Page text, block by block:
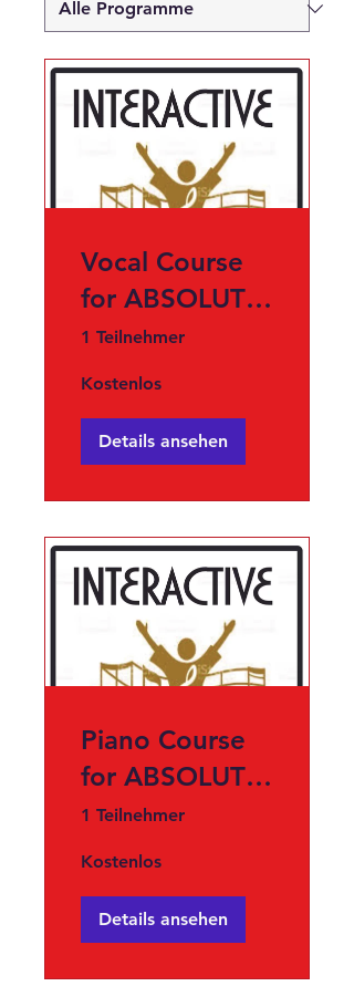
Vocal Course
for ABSOLUTE
Beginner..
1 Teilnehmer
Kostenlos
Details ansehen
Piano Course
for ABSOLUTE
Beginner..
1 Teilnehmer
Kostenlos
Details ansehen